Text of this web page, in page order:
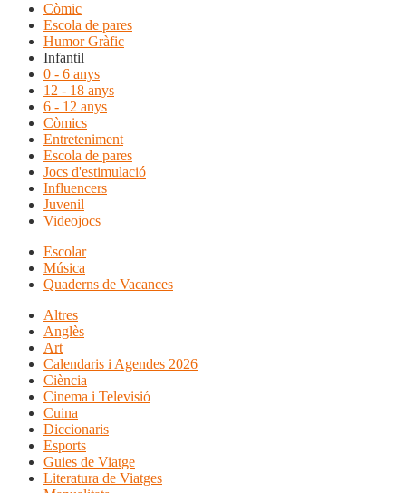
Còmic
Escola de pares
Humor Gràfic
Infantil
0 - 6 anys
12 - 18 anys
6 - 12 anys
Còmics
Entreteniment
Escola de pares
Jocs d'estimulació
Influencers
Juvenil
Videojocs
Escolar
Música
Quaderns de Vacances
Altres
Anglès
Art
Calendaris i Agendes 2026
Ciència
Cinema i Televisió
Cuina
Diccionaris
Esports
Guies de Viatge
Literatura de Viatges